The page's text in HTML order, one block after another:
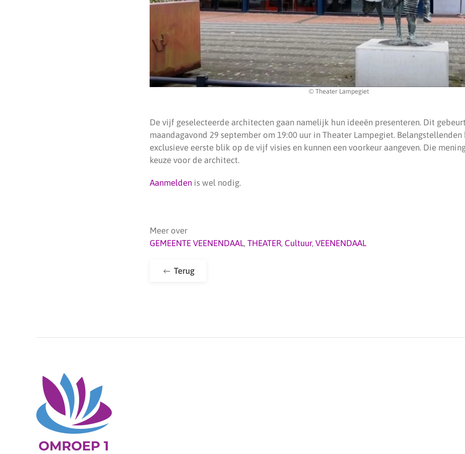
© Theater Lampegiet
De vijf geselecteerde architecten gaan namelijk hun ideeën presenteren. Dit
maandagavond 29 september om 19:00 uur in Theater Lampegiet.
exclusieve eerste blik op de vijf visies en kunnen een voorkeur aangeven. Die
keuze voor de architect.
Aanmelden is wel nodig.
Meer over
GEMEENTE VEENENDAAL, THEATER, Cultuur, VEENENDAAL
Terug